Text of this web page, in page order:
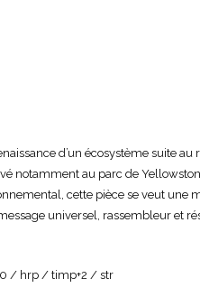
d’un écosystème suite
notamment au parc de
cette pièce se veut une
universel, rassembleur et
/ hrp / timp+2 / str